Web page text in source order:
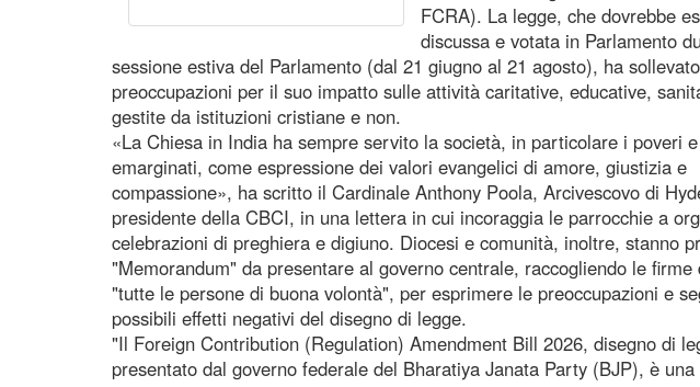
FCRA). La legge, che dovrebbe
discussa e votata in Parlamento
sessione estiva del Parlamento (dal 21 giugno al 21 agosto), ha sollevato
preoccupazioni per il suo impatto sulle attività caritative, educative,
gestite da istituzioni cristiane e non.
«La Chiesa in India ha sempre servito la società, in particolare i poveri
emarginati, come espressione dei valori evangelici di amore, giustizia e
compassione», ha scritto il Cardinale Anthony Poola, Arcivescovo di
presidente della CBCI, in una lettera in cui incoraggia le parrocchie a
celebrazioni di preghiera e digiuno. Diocesi e comunità, inoltre, stanno
"Memorandum" da presentare al governo centrale, raccogliendo le firme
"tutte le persone di buona volontà", per esprimere le preoccupazioni e
possibili effetti negativi del disegno di legge.
"Il Foreign Contribution (Regulation) Amendment Bill 2026, disegno di
presentato dal governo federale del Bharatiya Janata Party (BJP), è